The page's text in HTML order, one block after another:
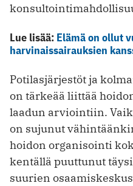
Lue lisää: Elämä on ollut
harvinaissairauksien
Potilasjärjestöt ja
on tärkeää liittää
laadun arviointiin.
on sujunut
hoidon organisointi
kentällä puuttunut
suurien